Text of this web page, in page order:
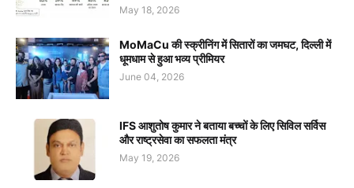
May 18, 2026
MoMaCu की स्क्रीनिंग में सितारों का जमघट, दिल्ली में
धूमधाम से हुआ भव्य प्रीमियर
June 04, 2026
IFS आशुतोष कुमार ने बताया बच्चों के लिए सिविल सर्विस
और राष्ट्रसेवा का सफलता मंत्र
May 19, 2026